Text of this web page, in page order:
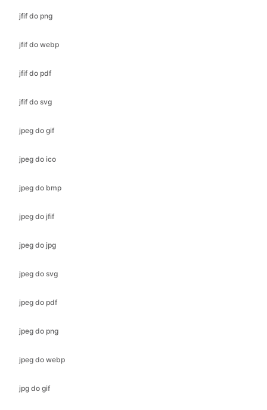
jfif do pdf
jfif do svg
jpeg do gif
jpeg do ico
jpeg do bmp
jpeg do jfif
jpeg do jpg
jpeg do svg
jpeg do pdf
jpeg do png
jpeg do webp
jpg do gif
jpg do ico
jpg do jfif